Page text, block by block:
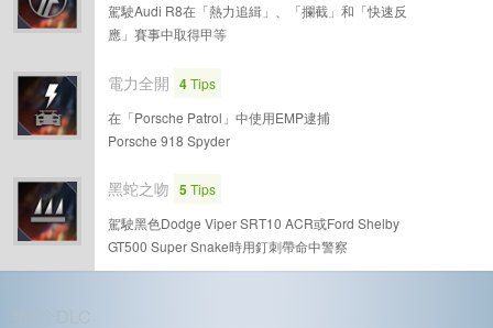
駕駛Audi R8在「熱力追緝」、「攔截」和「快速反
應」賽事中取得甲等
電力全開 4Tips
在「Porsche Patrol」中使用EMP逮捕
Porsche 918 Spyder
黑蛇之吻 5Tips
駕駛黑色Dodge Viper SRT10 ACR或Ford Shelby
GT500 Super Snake時用釘刺帶命中警察